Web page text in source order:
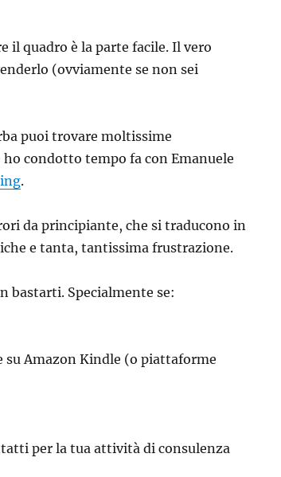
il quadro è la parte facile. Il vero
(ovviamente se non sei
puoi trovare moltissime
condotto tempo fa con Emanuele
.
da principiante, che si traducono in
e tanta, tantissima frustrazione.
bastarti. Specialmente se:
su Amazon Kindle (o piattaforme
per la tua attività di consulenza